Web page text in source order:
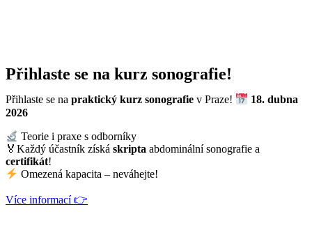
Přihlaste se na kurz sonografie!
Přihlaste se na praktický kurz sonografie v Praze!
18. dubna
2026
Teorie i praxe s odborníky
🏅Každý účastník získá skripta abdominální sonografie a
certifikát!
Omezená kapacita – neváhejte!
Více informací 👉